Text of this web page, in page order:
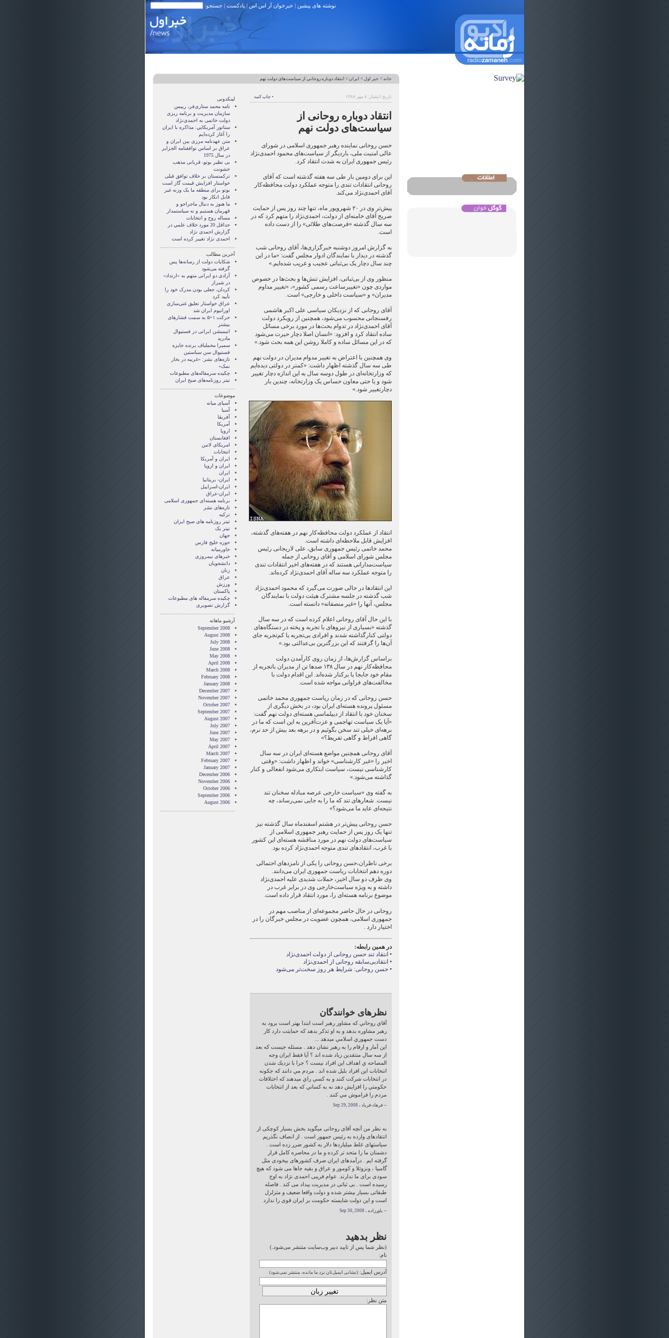
نوشته های پیشین | خبرخوان آر اس اس| پادکست | جستجو:
خانه > خبر اول > ایران > انتقاد دوباره روحانی از سیاست‌های دولت نهم
تاریخ انتشار: ۸ مهر ۱۳۸۷ • چاپ کنید
انتقاد دوباره روحانی از
سیاست‌های دولت نهم
حسن روحانی نماینده رهبر جمهوری اسلامی در شورای
عالی امنیت ملی، باردیگر از سیاست‌های محمود احمدی‌نژاد
رئیس جمهوری ایران به شدت انتقاد کرد.
این برای دومین بار طی سه هفته گذشته است که آقای
روحانی انتقادات تندی را متوجه عملکرد دولت محافظه‌کار
آقای احمدی‌نژاد می‌کند.
پیش‌تر وی در ۲۰ شهرویور ماه، تنها چند روز پس از حمایت
صریح آقای خامنه‌ای از دولت، احمدی‌نژاد را متهم کرد که در
سه سال گذشته «فرصت‌های طلائی» را از دست داده
است.
به گزارش امروز دوشنبه خبرگزاری‌ها، آقای روحانی شب
گذشته در دیدار با نمایندگان ادوار مجلس گفت: «ما در این
چند سال دچار یک بی‌ثباتی عجیب و غریب شده‌ایم.»
منظور وی از بی‌ثباتی، افزایش‌ تنش‌ها و بحث‌ها در خصوص
مواردی چون «تغییرساعت رسمی کشور»، «تغییر مداوم
مدیران» و «سیاست‌ داخلی و خارجی» است.
آقای روحانی که از نزدیکان سیاسی علی اکبر هاشمی
رفسنجانی محسوب می‌شود، همچنین از رویکرد دولت
آقای احمدی‌نژاد در تدوام بحث‌ها در مورد برخی مسائل
ساده انتقاد کرد و افزود: «انسان اصلا دچار حیرت می‌شود
که در این مسائل ساده و کاملا روشن این همه بحث شود.»
وی همچنین با اعتراض به تغییر مدوام مدیران در دولت نهم
طی سه سال گذشته اظهار داشت: «کمتر در دولتی دیده‌ایم
که وزارتخانه‌ای در طول دوسه سال به این اندازه دچار تغییر
شود و یا حتی معاون حساس یک وزارتخانه، چندین بار
دچارتغییر شود.»
انتقاد از عملکرد دولت محافظه‌کار نهم در هفته‌های گذشته،
افزایش قابل ملاحظه‌ای داشته است.
محمد خاتمی رئیس جمهوری سابق، علی لاریجانی رئیس
مجلس شورای اسلامی و آقای روحانی از جمله
سیاست‌مدارانی هستند که در هفته‌های اخیر انتقادات تندی
را متوجه عملکرد سه ساله آقای احمدی‌نژاد کرده‌اند.
این انتقاد‌ها در حالی صورت می‌گیرد که محمود احمدی‌نژاد
شب گذشته در جلسه مشترک هیئت دولت با نمایندگان
مجلس، آنها را «غیر منصفانه» دانسته است.
با این حال آقای روحانی اعلام کرده است که در سه سال
گذشته «بسیاری از نیروهای با تجربه و پخته در دستگاه‌های
دولتی کنارگذاشته شدند و افرادی بی‌تجربه یا کم‌تجربه جای
‌آن‌ها را گرفتند که این بزرگترین بی‌عدالتی بود.»
براساس گزارش‌ها، از زمان روی کارآمدن دولت
محافظه‌کار نهم در سال ۱۳۸ صدها تن از مدیران باتجربه از
مقام خود جابجا یا برکنار شده‌اند. این اقدام دولت با
مخالفت‌های فراوانی مواجه شده است.
حسن روحانی که در زمان ریاست جمهوری محمد خاتمی
مسئول پرونده هسته‌ای ایران بود، در بخش دیگری از
سخنان خود با انتقاد از دیپلماسی هسته‌ای دولت نهم گفت:
«آیا یک سیاست تهاجمی و عزت‌آفرین به این است که ما در
برهه‌ای خیلی تند سخن بگوئیم و در برهه بعد بیش از حد نرم،
گاهی افراط و گاهی تفریط؟»
آقای روحانی همچنین مواضع هسته‌ای ایران در سه سال
اخیر را «غیر کارشناسی» خواند و اظهار داشت: «وقتی
کارشناسی نیست، سیاست ابتکاری می‌شود انفعالی و کنار
گذاشته می‌شود.»
به گفته وی «سیاست خارجی عرصه مبادله سخنان تند
نیست. شعارهای تند که ما را به جایی نمی‌رساند، چه
نتیجه‌ای عاید ما می‌شود؟»
حسن روحانی پیش‌تر در هشتم اسفندماه سال گذشته نیز
تنها یک روز پس از حمایت رهبر جمهوری اسلامی از
سیاست‌های دولت نهم در مورد مناقشه هسته‌ای این کشور
با غرب، انتقاد‌های تندی متوجه احمدی‌نژاد کرده بود.
برخی ناظران،حسن روحانی را یکی از نامزد‌های احتمالی
دوره دهم انتخابات ریاست جمهوری ایران می‌دانند.
وی ظرف دو سال اخیر، حملات شدیدی علیه احمدی‌نژاد
داشته و به ویژه سیاست‌خارجی وی در برابر غرب در
موضوع برنامه هسته‌ای را، مورد انتقاد قرار داده است.
روحانی در حال حاضر مجموعه‌ای از مناصب مهم در
جمهوری اسلامی، همچون عضویت در مجلس خبرگان را در
اختیار دارد .
در همین رابطه:
• انتقاد تند حسن روحانی از دولت احمدی‌نژاد
• انتقادبی‌سابقه روحانی از احمدی‌نژاد
•حسن روحانی: شرایط هر روز سخت‌تر می‌شود
نظرهای خوانندگان
آقاي روحاني كه مشاور رهبر است ابتدا بهتر است برود به
رهبر مشاوره بدهد و به او تذكر بدهد كه حمايتت دارد كار
دست جمهوري اسلامي ميدهد ...
اين آمار و ارقام را به رهبر نشان دهد . مسئله جيست كه بعد
از سه سال منتقدين زياد شده اند ؟ آيا فقط ايران وجه
المصاحه ي اهداف اين افراد نيست ؟ جرا با نزديك شدن
انتخابات اين افراد بلبل شده اند . مردم مي دانند كه جكونه
در انتخابات شركت كنند و به كسي راي ميدهند كه اختلافات
حكومتي را افزايش دهد نه به كساني كه بعد از انتخابات
مردم را فراموش مي كنند .
-- فرهاد-فرياد ، Sep 29, 2008
به نظر من آنچه آقای روحانی میگوید بخش بسیار کوچکی از
انتقادهای وارده به رئیس جمهور است . از انصاف نگذریم
سیاستهای غلط میلیاردها دلار به کشور ضرر زده است .
دشمنان ما را متحد تر کرده و ما در محاصره کامل قرار
گرفته ایم . درآمدهای ایران صرف کشورهای بیخودی مثل
گامبیا ، ونزوئلا و کومور و عراق و بقیه جاها می شود که هیچ
سودی برای ما ندارند. عوام فریبی احمدی نژاد به اوج
رسیده است . بی ثباتی در مدیریت بیداد می کند . فاصله
طبقاتی بسیار بیشتر شده و دولت واقعا ضعیف و متزلزل
است و این دولت شایسته حکومت بر ایران قوی را ندارد
-- یاورزاده ، Sep 30, 2008
نظر بدهید
(نظر شما پس از تایید دبیر وب‌سایت منتشر می‌شود.)
نام:
آدرس ایمیل: (نشانی ایمیل‌تان نزد ما مانده، منتشر نمی‌شود)
متن نظر:
لینکدونی
نامه محمد ستاری‌فر، رییس
سازمان مدیریت و برنامه ریزی
دولت خاتمی به احمدی‌نژاد
سناتور آمريکايي: مذاکره با ايران
را آغاز کرده‌ايم
متن عهدنامه مرزى بين ايران و
عراق بر اساس توافقنامه الجزاير
در سال 1975
بی نظیر بوتو، قربانی مذهب
خشونت
ترکمنستان بر خلاف توافق قبلی
خواستار افزایش قیمت گاز است
بوتو برای منطقه ما یک وزنه غیر
قابل انکار بود
ما هنوز به دنبال ماجراجو و
قهرمان هستيم و نه سياستمدار
مساله روح و انتخابات
حداقل 20 مورد خلاف علمي در
گزارش احمدی نژاد
احمدی نژاد تغییر کرده است
آخرین مطالب
شکایات دولت از رسانه‌ها پس
گرفته می‌شود
آزادی دو ایرانی متهم به «ارتداد»
در شیراز
کردان، جعلی بودن مدرک خود را
تأیید کرد
عراق خواستار تعلیق غنی‌سازی
اورانیوم ایران شد
حرکت ۱+۵ به سمت فشارهای
بیشتر
انیمیشن ایرانی در فستیوال
مادرید
سمیرا مخملباف برنده جایزه
فستیوال سن سباستین
تازه‌های نشر: «غریبه در بخار
نمک»
چکیده سرمقاله‌های مطبوعات
تیتر روزنامه‌های صبح ایران
موضوعات
آسيای ميانه
آسیا
آفریقا
آمریکا
اروپا
افغانستان
امریکای لاتین
انتخابات
ايران و آمريکا
ايران و اروپا
ایران
ایران- بریتانیا
ایران-اسراییل
ایران-عراق
برنامه هسته‌ای جمهوری اسلامی
تازه‌های نشر
ترکیه
تیتر روزنامه های صبح ایران
تیتر یک
جهان
حوزه خلیج فارس
خاورمیانه
خبرهای نیمروزی
دانشجویان
زنان
عراق
ورزش
پاکستان
چکیده سرمقاله های مطبوعات
گزارش تصويری
آرشیو ماهانه
September 2008
August 2008
July 2008
June 2008
May 2008
April 2008
March 2008
February 2008
January 2008
December 2007
November 2007
October 2007
September 2007
August 2007
July 2007
June 2007
May 2007
April 2007
March 2007
February 2007
January 2007
December 2006
November 2006
October 2006
September 2006
August 2006